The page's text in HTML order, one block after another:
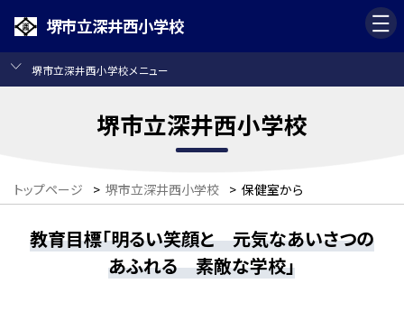
堺市立深井西小学校
堺市立深井西小学校メニュー
堺市立深井西小学校
トップページ > 堺市立深井西小学校 > 保健室から
教育目標「明るい笑顔と 元気なあいさつの
あふれる 素敵な学校」